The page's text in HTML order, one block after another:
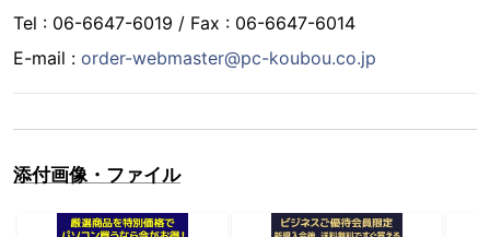
Tel : 06-6647-6019 / Fax : 06-6647-6014
E-mail : order-webmaster@pc-koubou.co.jp
添付画像・ファイル